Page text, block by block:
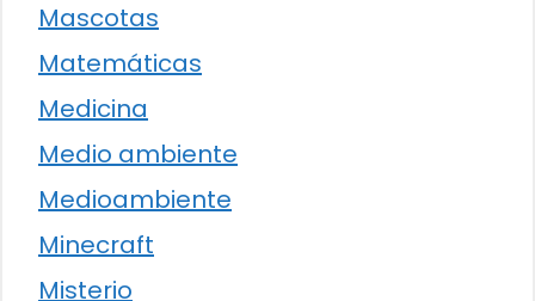
Mascotas
Matemáticas
Medicina
Medio ambiente
Medioambiente
Minecraft
Misterio